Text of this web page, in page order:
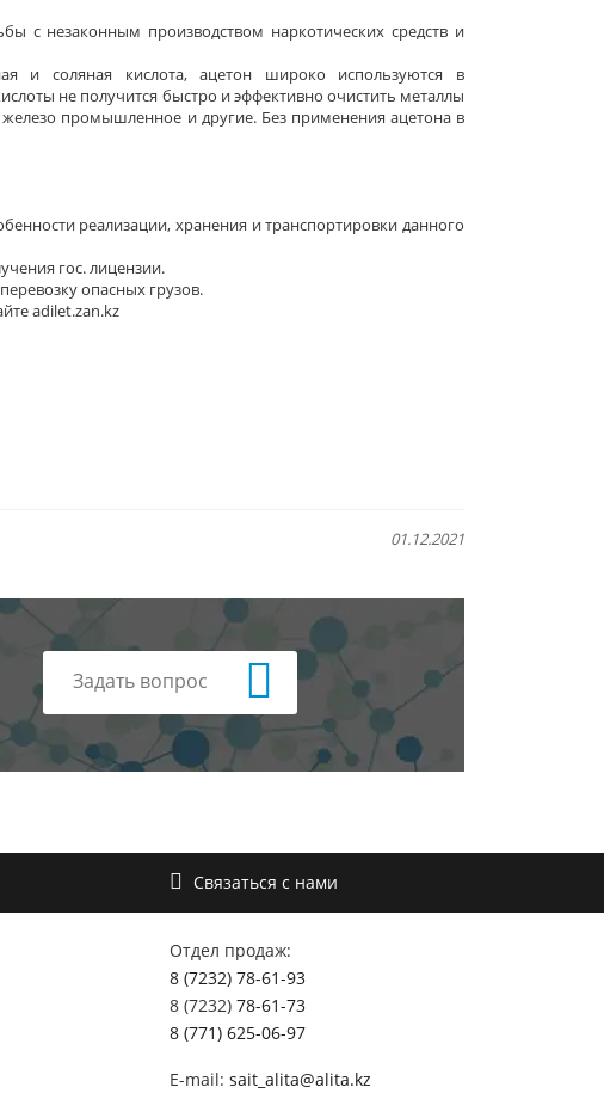
с незаконным производством наркотических средств и
и соляная кислота, ацетон широко используются в
не получится быстро и эффективно очистить металлы
промышленное и другие. Без применения ацетона в
реализации, хранения и транспортировки данного
гос. лицензии.
опасных грузов.
adilet.zan.kz
01.12.2021
Задать вопрос
Связаться с нами
Отдел продаж:
8 (7232) 78-61-93
8 (7232) 78-61-73
8 (771) 625-06-97
E-mail: sait_alita@alita.kz